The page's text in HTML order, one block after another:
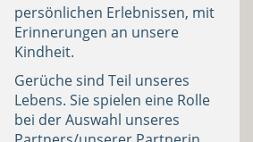
persönlichen Erlebnissen, mit
Erinnerungen an unsere
Kindheit.
Gerüche sind Teil unseres
Lebens. Sie spielen eine Rolle
bei der Auswahl unseres